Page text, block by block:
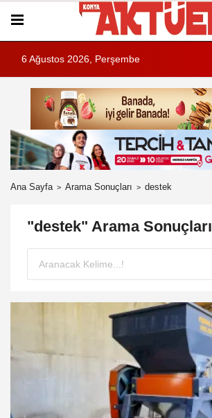
6 Ağustos 2026, Perşembe
Ana Sayfa Arama Sonuçları destek
"destek" Arama Sonuçları